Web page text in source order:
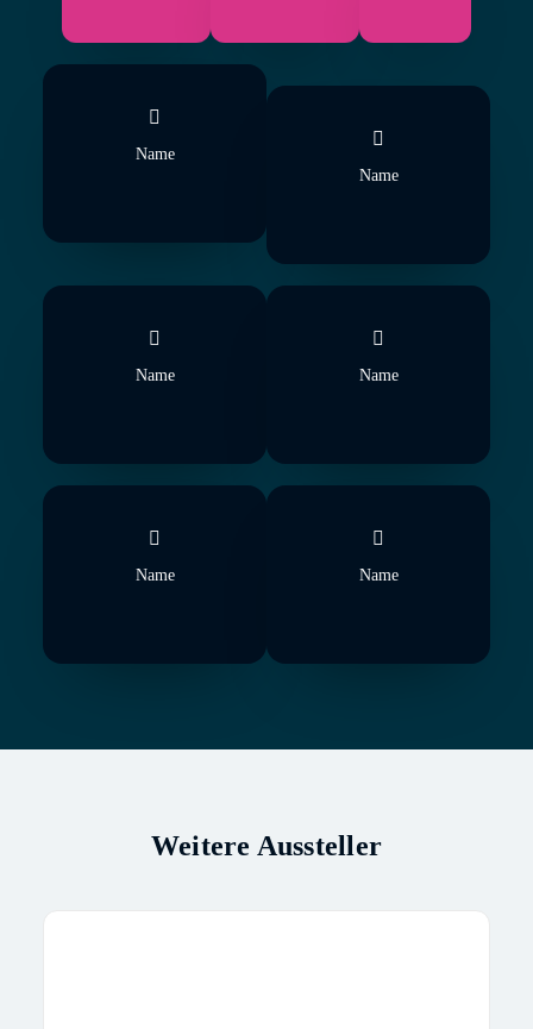
Name
Name
Name Name
Name Name
Weitere Aussteller